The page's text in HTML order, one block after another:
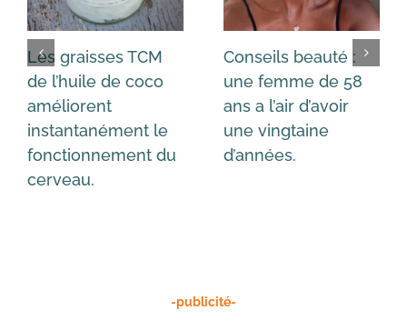
Les graisses TCM
de l’huile de coco
améliorent
instantanément le
fonctionnement du
cerveau.
Conseils beauté :
une femme de 58
ans a l’air d’avoir
une vingtaine
d’années.
-publicité-